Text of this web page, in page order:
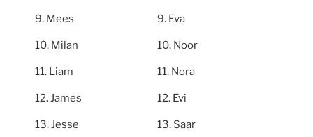
Mees
Milan
Liam
James
Jesse
Eva
Noor
Nora
Evi
Saar